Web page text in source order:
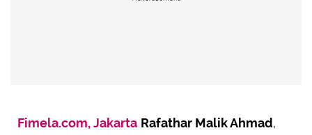
Fimela.com, Jakarta Rafathar Malik Ahmad,